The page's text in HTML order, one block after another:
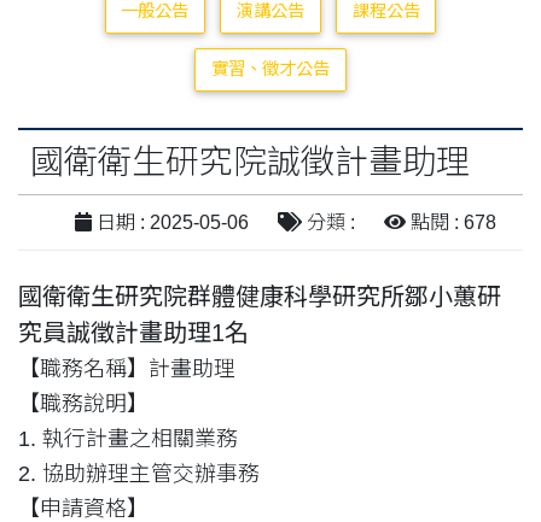
一般公告 演講公告 課程公告
實習、徵才公告
國衛衛生研究院誠徵計畫助理
日期 : 2025-05-06 分類 : 點閱 : 678
國衛衛生研究院群體健康科學研究所鄒小蕙研
究員誠徵計畫助理1名
【職務名稱】計畫助理
【職務說明】
1. 執行計畫之相關業務
2. 協助辦理主管交辦事務
【申請資格】